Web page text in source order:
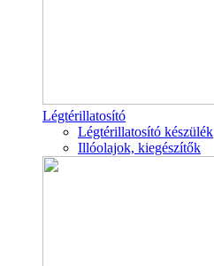
Légtérillatosító
Légtérillatosító készülék
Illóolajok, kiegészítők